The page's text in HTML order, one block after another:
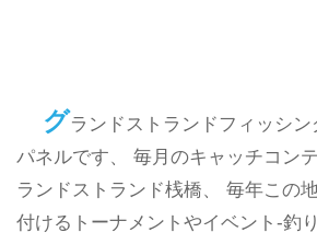
グランドストランドフィッシ
パネルです、 毎月のキャッチコン
ランドストランド桟橋、 毎年この
付けるトーナメントやイベント-釣